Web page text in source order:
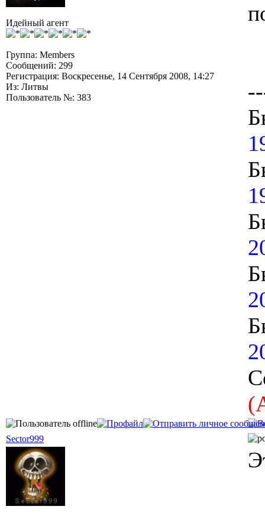
Идейный агент
Группа: Members
Сообщений: 299
Регистрация: Воскресенье, 14 Сентября 2008, 14:27
Из: Литвы
Пользователь №: 383
Sector999